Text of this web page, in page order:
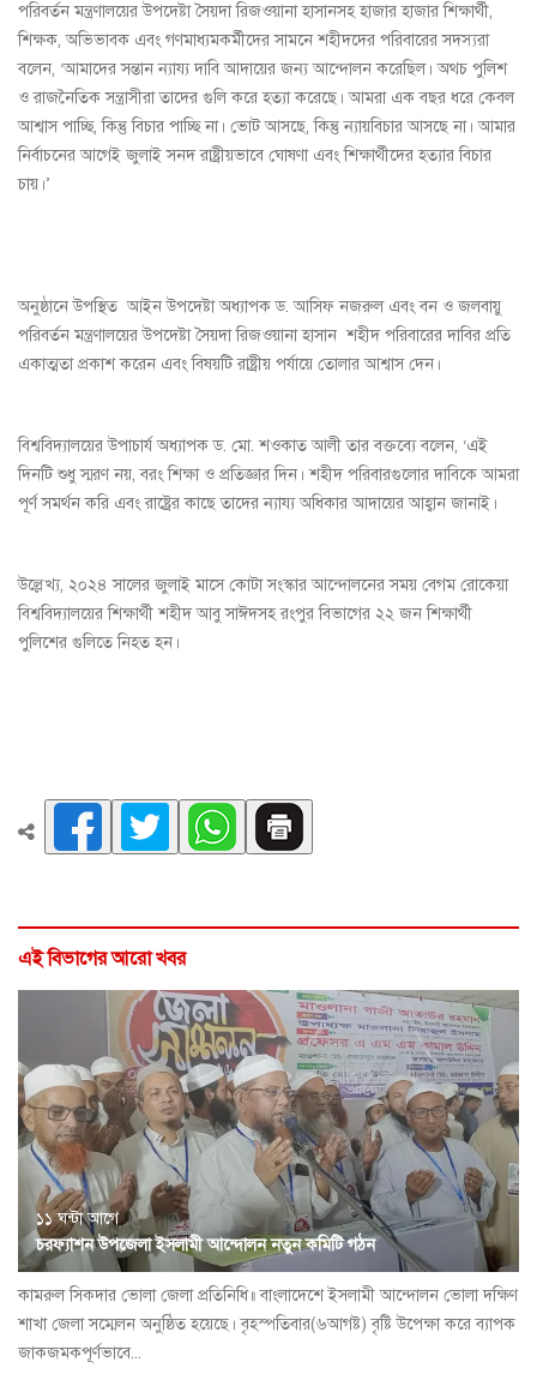
পরিবর্তন মন্ত্রণালয়ের উপদেষ্টা সৈয়দা রিজওয়ানা হাসানসহ হাজার হাজার শিক্ষার্থী,
শিক্ষক, অভিভাবক এবং গণমাধ্যমকর্মীদের সামনে শহীদদের পরিবারের সদস্যরা
বলেন, ‘আমাদের সন্তান ন্যায্য দাবি আদায়ের জন্য আন্দোলন করেছিল। অথচ পুলিশ
ও রাজনৈতিক সন্ত্রাসীরা তাদের গুলি করে হত্যা করেছে। আমরা এক বছর ধরে কেবল
আশ্বাস পাচ্ছি, কিন্তু বিচার পাচ্ছি না। ভোট আসছে, কিন্তু ন্যায়বিচার আসছে না। আমার
নির্বাচনের আগেই জুলাই সনদ রাষ্ট্রীয়ভাবে ঘোষণা এবং শিক্ষার্থীদের হত্যার বিচার
চায়।’
অনুষ্ঠানে উপস্থিত আইন উপদেষ্টা অধ্যাপক ড. আসিফ নজরুল এবং বন ও জলবায়ু
পরিবর্তন মন্ত্রণালয়ের উপদেষ্টা সৈয়দা রিজওয়ানা হাসান শহীদ পরিবারের দাবির প্রতি
একাত্মতা প্রকাশ করেন এবং বিষয়টি রাষ্ট্রীয় পর্যায়ে তোলার আশ্বাস দেন।
বিশ্ববিদ্যালয়ের উপাচার্য অধ্যাপক ড. মো. শওকাত আলী তার বক্তব্যে বলেন, ‘এই
দিনটি শুধু স্মরণ নয়, বরং শিক্ষা ও প্রতিজ্ঞার দিন। শহীদ পরিবারগুলোর দাবিকে আমরা
পূর্ণ সমর্থন করি এবং রাষ্ট্রের কাছে তাদের ন্যায্য অধিকার আদায়ের আহ্বান জানাই।
উল্লেখ্য, ২০২৪ সালের জুলাই মাসে কোটা সংস্কার আন্দোলনের সময় বেগম রোকেয়া
বিশ্ববিদ্যালয়ের শিক্ষার্থী শহীদ আবু সাঈদসহ রংপুর বিভাগের ২২ জন শিক্ষার্থী
পুলিশের গুলিতে নিহত হন।
এই বিভাগের আরো খবর
১১ ঘন্টা আগে
চরফ্যাশন উপজেলা ইসলামী আন্দোলন নতুন কমিটি গঠন
কামরুল সিকদার ভোলা জেলা প্রতিনিধি॥ বাংলাদেশে ইসলামী আন্দোলন ভোলা দক্ষিণ
শাখা জেলা সম্মেলন অনুষ্ঠিত হয়েছে। বৃহস্পতিবার(৬আগষ্ট) বৃষ্টি উপেক্ষা করে ব্যাপক
জাকজমকপূর্ণভাবে...